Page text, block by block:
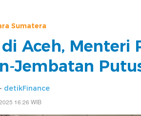
Sumatera
Aceh, Menteri
Jembatan
detikFinance
16:26 WIB